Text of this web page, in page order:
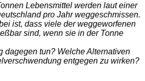
Lebensmittel werden laut einer
pro Jahr weggeschmissen.
ist, dass viele der weggeworfenen
sind, wenn sie in der Tonne
dagegen tun? Welche Alternativen
entgegen zu wirken?